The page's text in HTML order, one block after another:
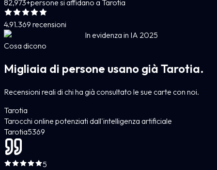
82,973+persone si affidano a Tarotia
4.91.369 recensioni
In evidenza in IA 2025
Cosa dicono
Migliaia di persone usano già Tarotia.
Recensioni reali di chi ha già consultato le sue carte con noi.
Tarotia
Tarocchi online potenziati dall'intelligenza artificiale
Tarotia5369
5